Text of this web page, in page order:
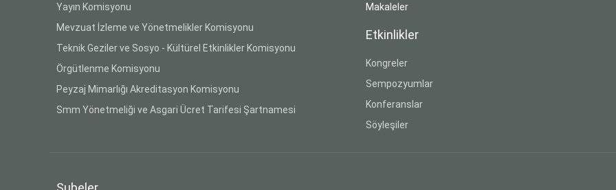
Yayın Komisyonu
Mevzuat İzleme ve Yönetmelikler Komisyonu
Teknik Geziler ve Sosyo - Kültürel Etkinlikler Komisyonu
Örgütlenme Komisyonu
Peyzaj Mimarlığı Akreditasyon Komisyonu
Smm Yönetmeliği ve Asgari Ücret Tarifesi Şartnamesi
Makaleler
Etkinlikler
Kongreler
Sempozyumlar
Konferanslar
Söyleşiler